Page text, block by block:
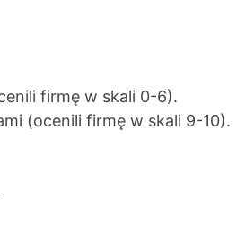
firmę w skali 0-6).
(ocenili firmę w skali 9-10).